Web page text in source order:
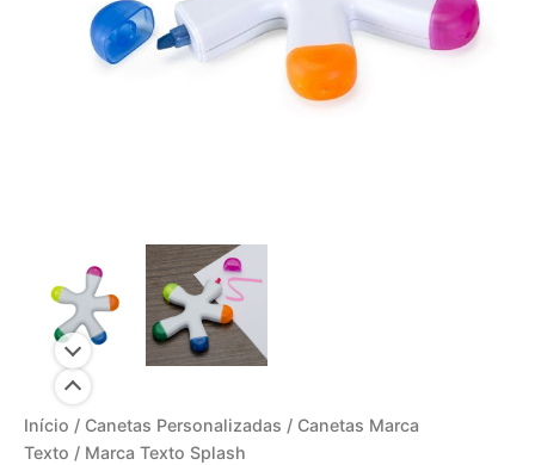
Início / Canetas Personalizadas / Canetas Marca
Texto / Marca Texto Splash